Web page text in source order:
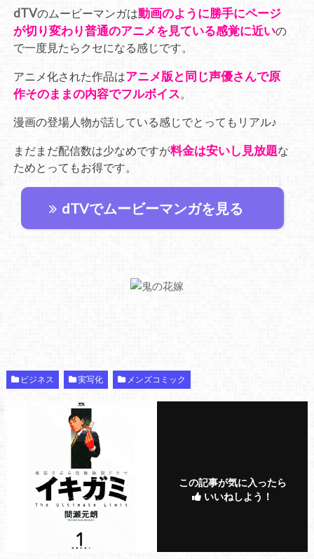
dTVのムービーマンガは動画のように勝手にページ
が切り変わり普通のアニメを見ている感覚に近いの
で一度見たらクセになる感じです。
アニメ化された作品はアニメ版と同じ声優さんで原
作そのままの内容でフルボイス。
漫画の登場人物が話している感じでとってもリアル♪
まだまだ配信数は少なめですが料金は安いし見放題な
ためとってもお得です。
dTVでムービーマンガを見る
ビジネス 実写化 メンズコミック
この記事が気に入ったら
いいねしよう！